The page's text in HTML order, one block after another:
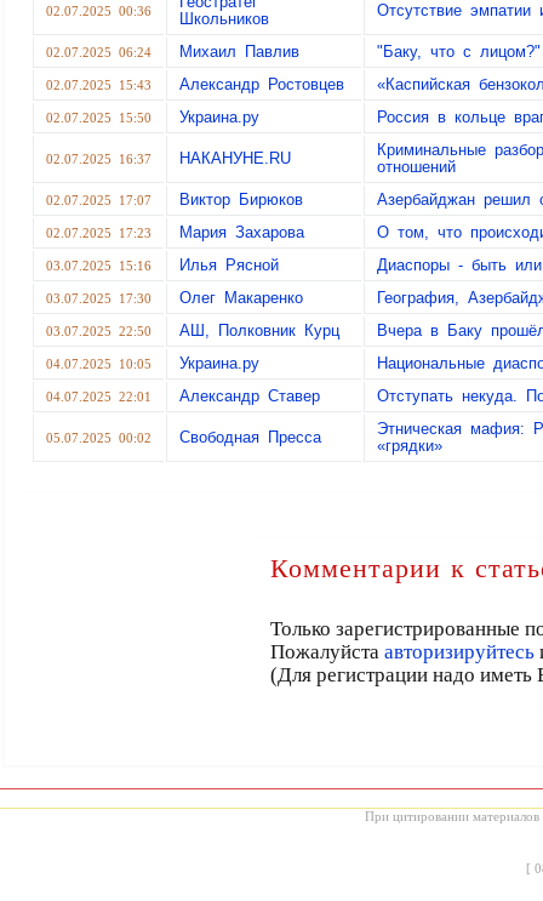
02.07.2025 00:36
Школьников
Отсутствие
02.07.2025 06:24 Михаил Павлив "Баку, что с лицом?"
02.07.2025 15:43 Александр Ростовцев «Каспийская
02.07.2025 15:50 Украина.ру Россия в кольце
02.07.2025 16:37 НАКАНУНЕ.RU
Криминальные
отношений
02.07.2025 17:07 Виктор Бирюков Азербайджан решил
02.07.2025 17:23 Мария Захарова О том, что
03.07.2025 15:16 Илья Рясной Диаспоры - быть
03.07.2025 17:30 Олег Макаренко География,
03.07.2025 22:50 АШ, Полковник Курц Вчера в Баку
04.07.2025 10:05 Украина.ру Национальные
04.07.2025 22:01 Александр Ставер Отступать некуда.
05.07.2025 00:02 Свободная Пресса
Этническая мафия:
«грядки»
Комментарии к
Только зарегистрированные
Пожалуйста авторизируйтесь
(Для регистрации надо
При цитировании материалов
[